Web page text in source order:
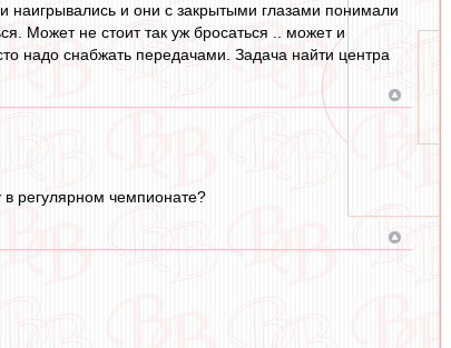
наигрывались и они с закрытыми глазами понимали
Может не стоит так уж бросаться .. может и
надо снабжать передачами. Задача найти центра
в регулярном чемпионате?